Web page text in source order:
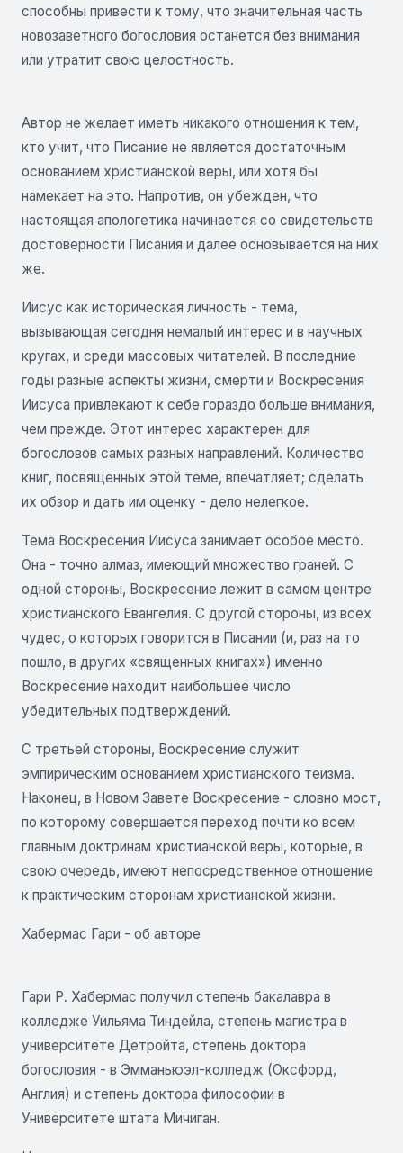
способны привести к тому, что значительная часть
новозаветного богословия останется без внимания
или утратит свою целостность.
Автор не желает иметь никакого отношения к тем,
кто учит, что Писание не является достаточным
основанием христианской веры, или хотя бы
намекает на это. Напротив, он убежден, что
настоящая апологетика начинается со свидетельств
достоверности Писания и далее основывается на них
же.
Иисус как историческая личность - тема,
вызывающая сегодня немалый интерес и в научных
кругах, и среди массовых читателей. В последние
годы разные аспекты жизни, смерти и Воскресения
Иисуса привлекают к себе гораздо больше внимания,
чем прежде. Этот интерес характерен для
богословов самых разных направлений. Количество
книг, посвященных этой теме, впечатляет; сделать
их обзор и дать им оценку - дело нелегкое.
Тема Воскресения Иисуса занимает особое место.
Она - точно алмаз, имеющий множество граней. С
одной стороны, Воскресение лежит в самом центре
христианского Евангелия. С другой стороны, из всех
чудес, о которых говорится в Писании (и, раз на то
пошло, в других «священных книгах») именно
Воскресение находит наибольшее число
убедительных подтверждений.
С третьей стороны, Воскресение служит
эмпирическим основанием христианского теизма.
Наконец, в Новом Завете Воскресение - словно мост,
по которому совершается переход почти ко всем
главным доктринам христианской веры, которые, в
свою очередь, имеют непосредственное отношение
к практическим сторонам христианской жизни.
Хабермас Гари - об авторе
Гари Р. Хабермас получил степень бакалавра в
колледже Уильяма Тиндейла, степень магистра в
университете Детройта, степень доктора
богословия - в Эмманьюэл-колледж (Оксфорд,
Англия) и степень доктора философии в
Университете штата Мичиган.